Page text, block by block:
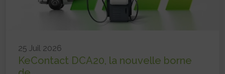
25 Juil 2026
KeContact DCA20, la nouvelle borne